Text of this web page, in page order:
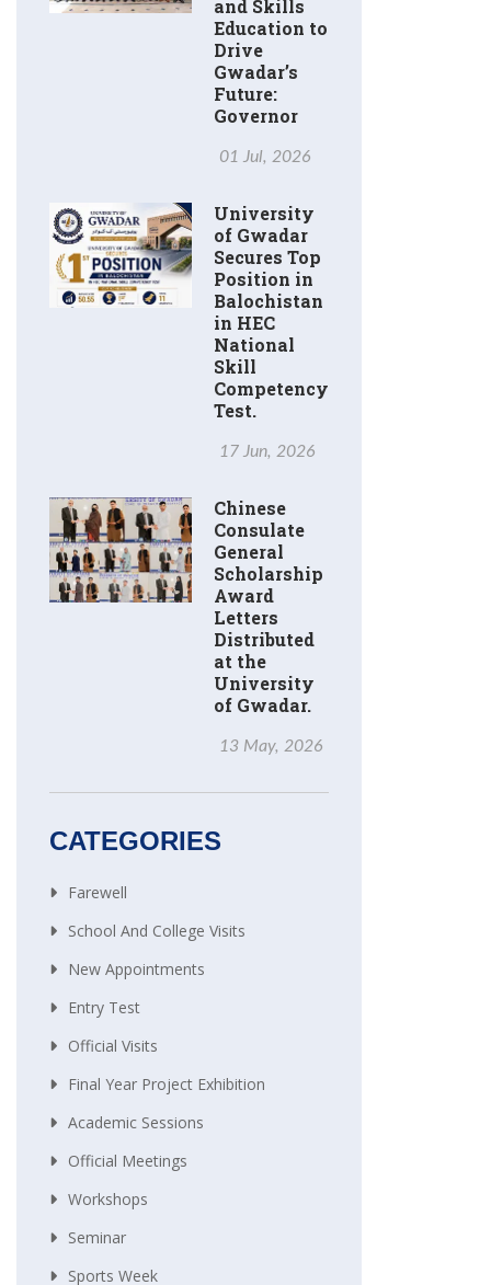
and Skills
Education to
Drive
Gwadar’s
Future:
Governor
01 Jul, 2026
University
of Gwadar
Secures Top
Position in
Balochistan
in HEC
National
Skill
Competency
Test.
17 Jun, 2026
Chinese
Consulate
General
Scholarship
Award
Letters
Distributed
at the
University
of Gwadar.
13 May, 2026
CATEGORIES
Farewell
School And College Visits
New Appointments
Entry Test
Official Visits
Final Year Project Exhibition
Academic Sessions
Official Meetings
Workshops
Seminar
Sports Week